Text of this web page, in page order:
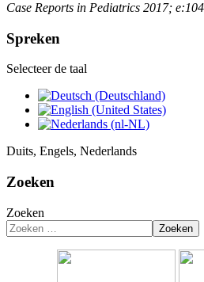
Case Reports in Pediatrics 2017;
Spreken
Selecteer de taal
Duits, Engels, Nederlands
Zoeken
Zoeken
Zoeken